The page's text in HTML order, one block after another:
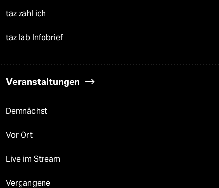
taz zahl ich
taz lab Infobrief
Veranstaltungen
Demnächst
Vor Ort
Live im Stream
Vergangene